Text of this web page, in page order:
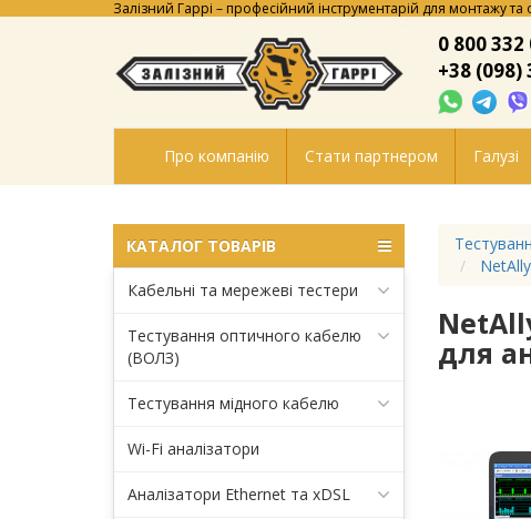
Залізний Гаррі – професійний інструментарій для монтажу
0 800 332
+38 (098)
Про компанію Стати партнером Галузі
КАТАЛОГ ТОВАРІВ
Кабельні та мережеві тестери
Тестування оптичного кабелю
(ВОЛЗ)
Тестування мідного кабелю
Wi-Fi аналізатори
Аналізатори Ethernet та xDSL
для